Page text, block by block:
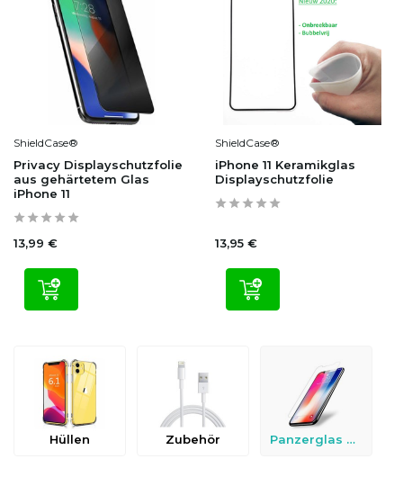
ShieldCase®
Privacy Displayschutzfolie
aus gehärtetem Glas
iPhone 11
13,99 €
ShieldCase®
iPhone 11 Keramikglas
Displayschutzfolie
13,95 €
Hüllen Zubehör Panzerglas & Schutzfolien